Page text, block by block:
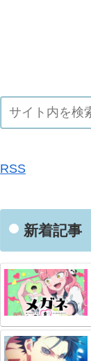
RSS
新着記事